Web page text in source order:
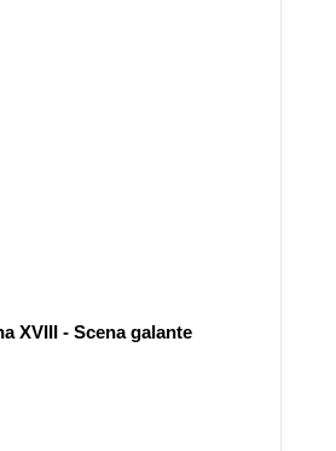
XVIII - Scena galante